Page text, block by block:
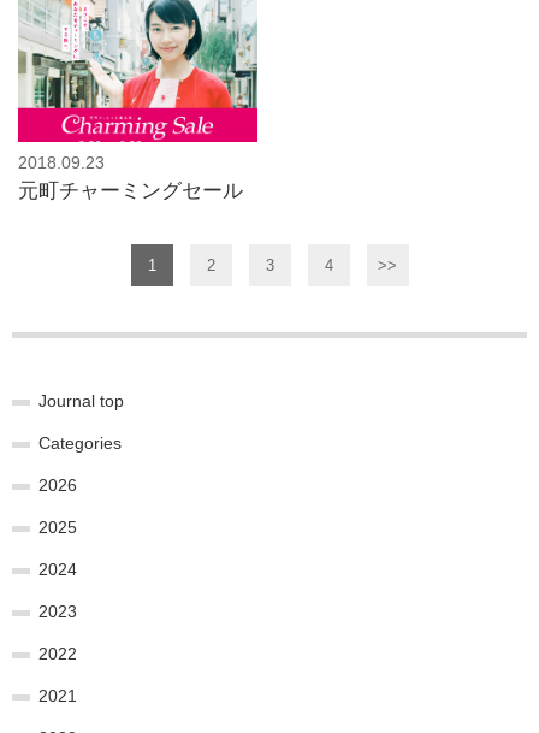
2018.09.23
元町チャーミングセール
1 2 3 4 >>
Journal top
Categories
2026
2025
2024
2023
2022
2021